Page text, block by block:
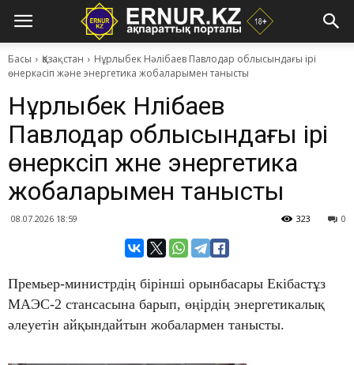
Басы Қазақстан
Нұрлыбек Нәлібаев Павлодар облысындағы ірі
өнеркәсіп және энергетика жобаларымен танысты
Нұрлыбек Нәлібаев
Павлодар облысындағы ірі
өнеркәсіп және энергетика
жобаларымен танысты
08.07.2026 18:59 0
323
Премьер-министрдің бірінші орынбасары Екібастұз
МАЭС-2 стансасына барып, өңірдің энергетикалық
әлеуетін айқындайтын жобалармен танысты.